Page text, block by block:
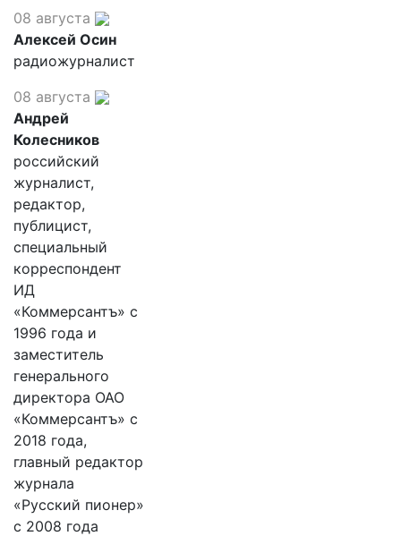
08 августа
Алексей Осин
радиожурналист
08 августа
Андрей
Колесников
российский
журналист,
редактор,
публицист,
специальный
корреспондент
ИД
«Коммерсантъ» с
1996 года и
заместитель
генерального
директора ОАО
«Коммерсантъ» с
2018 года,
главный редактор
журнала
«Русский пионер»
с 2008 года